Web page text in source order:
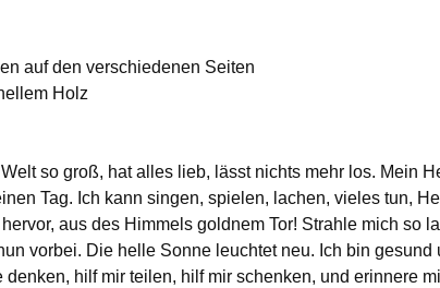
auf den verschiedenen Seiten
Holz
so groß, hat alles lieb, lässt nichts mehr los. Mein
Tag. Ich kann singen, spielen, lachen, vieles tun,
aus des Himmels goldnem Tor! Strahle mich so
vorbei. Die helle Sonne leuchtet neu. Ich bin gesund
denken, hilf mir teilen, hilf mir schenken, und erinnere